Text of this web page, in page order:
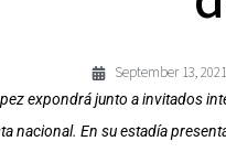
September 13, 2021
expondrá junto a invitados
nacional. En su estadía